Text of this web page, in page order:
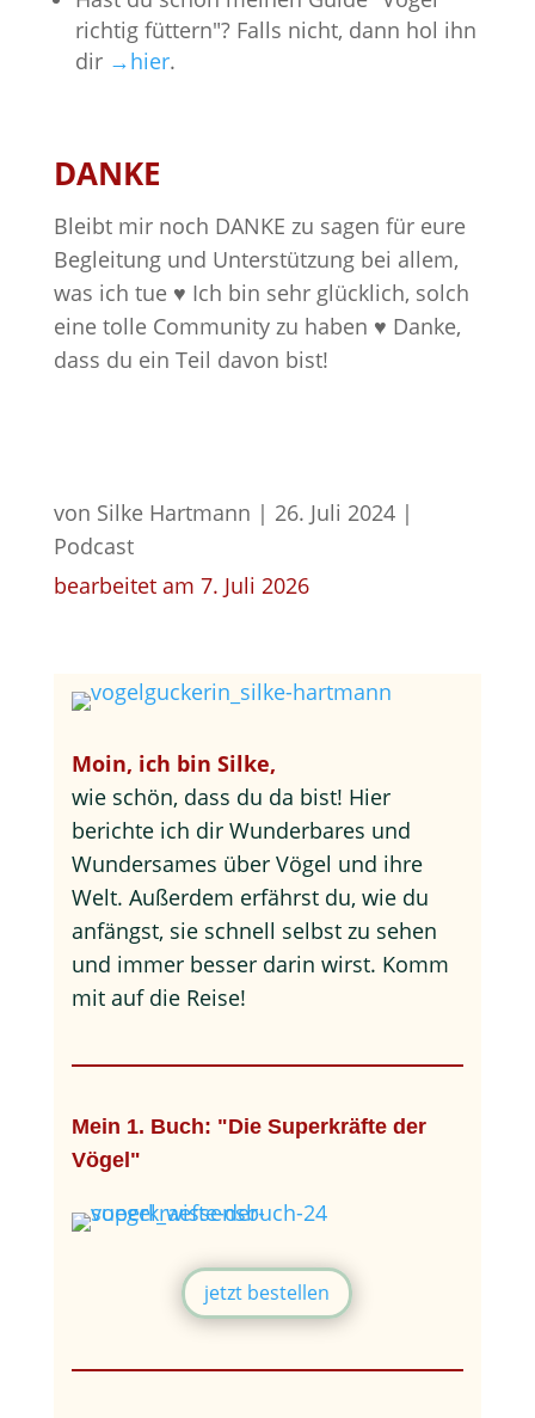
richtig füttern"? Falls nicht, dann hol ihn
dir →hier.
DANKE
Bleibt mir noch DANKE zu sagen für eure
Begleitung und Unterstützung bei allem,
was ich tue ♥️ Ich bin sehr glücklich, solch
eine tolle Community zu haben ♥️ Danke,
dass du ein Teil davon bist!
von Silke Hartmann | 26. Juli 2024|
Podcast
bearbeitet am 7. Juli 2026
Moin, ich bin Silke,
wie schön, dass du da bist! Hier
berichte ich dir Wunderbares und
Wundersames über Vögel und ihre
Welt. Außerdem erfährst du, wie du
anfängst, sie schnell selbst zu sehen
und immer besser darin wirst. Komm
mit auf die Reise!
Mein 1. Buch: "Die Superkräfte der
Vögel"
jetzt bestellen